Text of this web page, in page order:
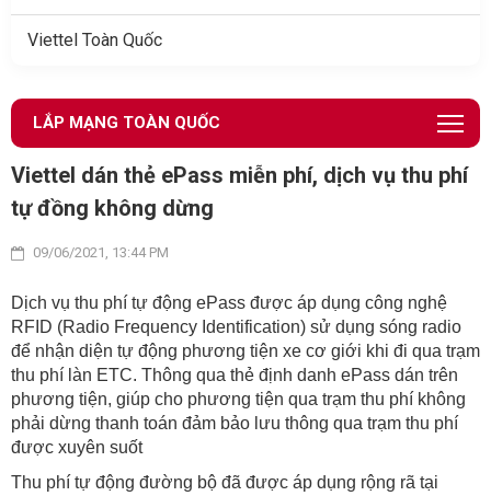
Viettel Toàn Quốc
LẮP MẠNG TOÀN QUỐC
Viettel dán thẻ ePass miễn phí, dịch vụ thu phí
tự đồng không dừng
09/06/2021, 13:44 PM
Dịch vụ thu phí tự động ePass được áp dụng công nghệ
RFID (Radio Frequency Identification) sử dụng sóng radio
để nhận diện tự động phương tiện xe cơ giới khi đi qua trạm
thu phí làn ETC. Thông qua thẻ định danh ePass dán trên
phương tiện, giúp cho phương tiện qua trạm thu phí không
phải dừng thanh toán đảm bảo lưu thông qua trạm thu phí
được xuyên suốt
Thu phí tự động đường bộ đã được áp dụng rộng rã tại